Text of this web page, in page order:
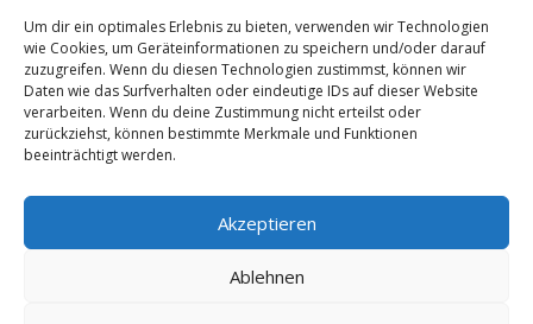
Um dir ein optimales Erlebnis zu bieten, verwenden wir Technologien
wie Cookies, um Geräteinformationen zu speichern und/oder darauf
zuzugreifen. Wenn du diesen Technologien zustimmst, können wir
Daten wie das Surfverhalten oder eindeutige IDs auf dieser Website
verarbeiten. Wenn du deine Zustimmung nicht erteilst oder
zurückziehst, können bestimmte Merkmale und Funktionen
beeinträchtigt werden.
Akzeptieren
Ablehnen
VORHERIGER ARTIKEL
Messezimmer Bad
Berleburg
Monteurzimmer
inklusive TV & W-
NÄCHSTER ARTIKEL
Monteurzimmer Bad
Bevensen
Schon 18 treue